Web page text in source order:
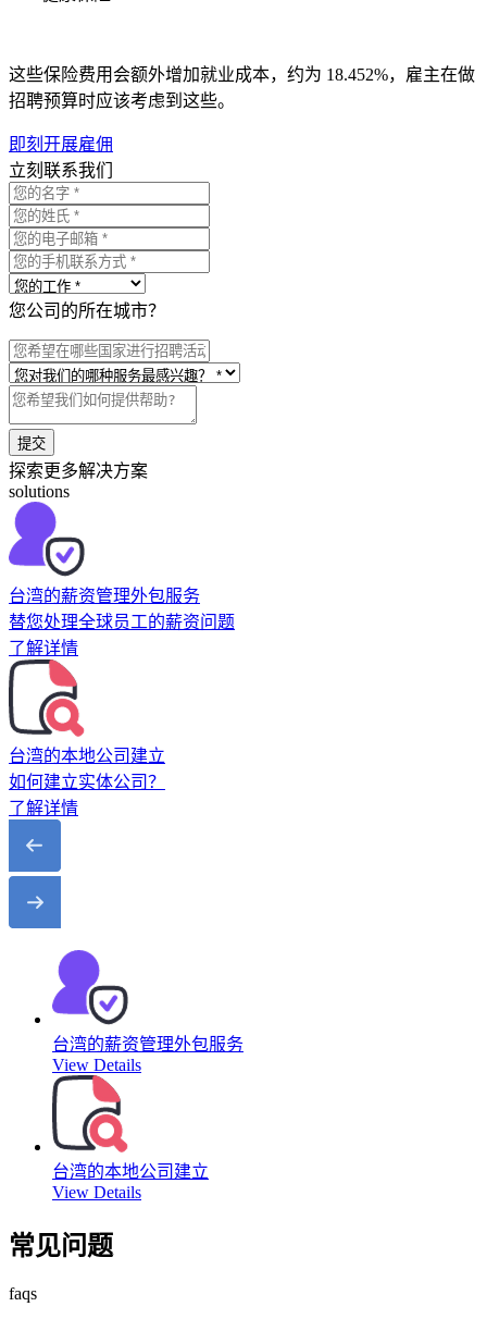
这些保险费用会额外增加就业成本，约为 18.452%，雇主在做
招聘预算时应该考虑到这些。
即刻开展雇佣
立刻联系我们
您公司的所在城市？
提交
探索更多解决方案
solutions
台湾的薪资管理外包服务
替您处理全球员工的薪资问题
了解详情
台湾的本地公司建立
如何建立实体公司？
了解详情
台湾的薪资管理外包服务
View Details
台湾的本地公司建立
View Details
常见问题
faqs